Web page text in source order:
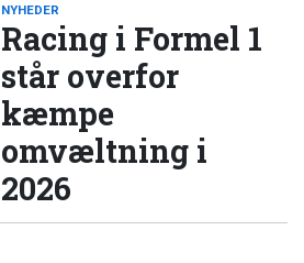
NYHEDER
Racing i Formel 1
står overfor
kæmpe
omvæltning i
2026